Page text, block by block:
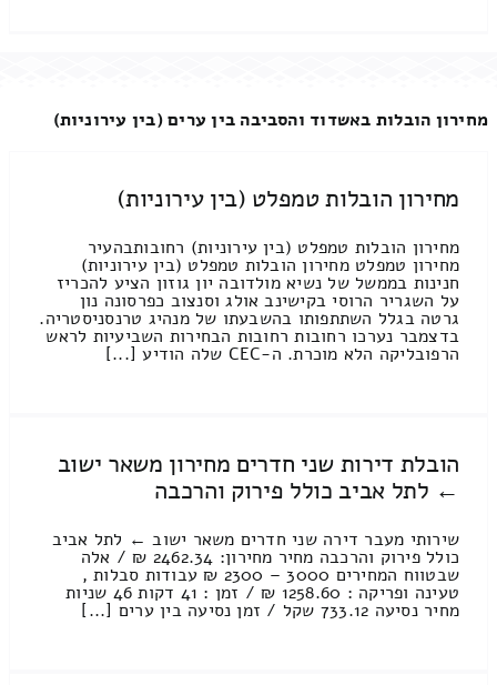
מחירון הובלות באשדוד והסביבה בין ערים (בין עירוניות)
מחירון הובלות טמפלט (בין עירוניות)
מחירון הובלות טמפלט (בין עירוניות) רחובותבהעיר
מחירון טמפלט מחירון הובלות טמפלט (בין עירוניות)
חנינות בממשל של נשיא מולדובה יון גוזון הציע להכריז
על השגריר הרוסי בקישינב אולג וסנצוב כפרסונה נון
גרטה בגלל השתתפותו בהשבעתו של מנהיג טרנסניסטריה.
בדצמבר נערכו רחובות רחובות הבחירות השביעיות לראש
הרפובליקה הלא מוכרת. ה-CEC שלה הודיע [...]
הובלת דירות שני חדרים מחירון משאר ישוב
← לתל אביב כולל פירוק והרכבה
שירותי מעבר דירה שני חדרים משאר ישוב ← לתל אביב
כולל פירוק והרכבה מחיר מחירון: 2462.34 ₪ / אלה
שבטווח המחירים 3000 – 2300 ₪ עבודות סבלות ,
טעינה ופריקה : 1258.60 ₪ / זמן : 41 דקות 46 שניות
מחיר נסיעה 733.12 שקל / זמן נסיעה בין ערים [...]